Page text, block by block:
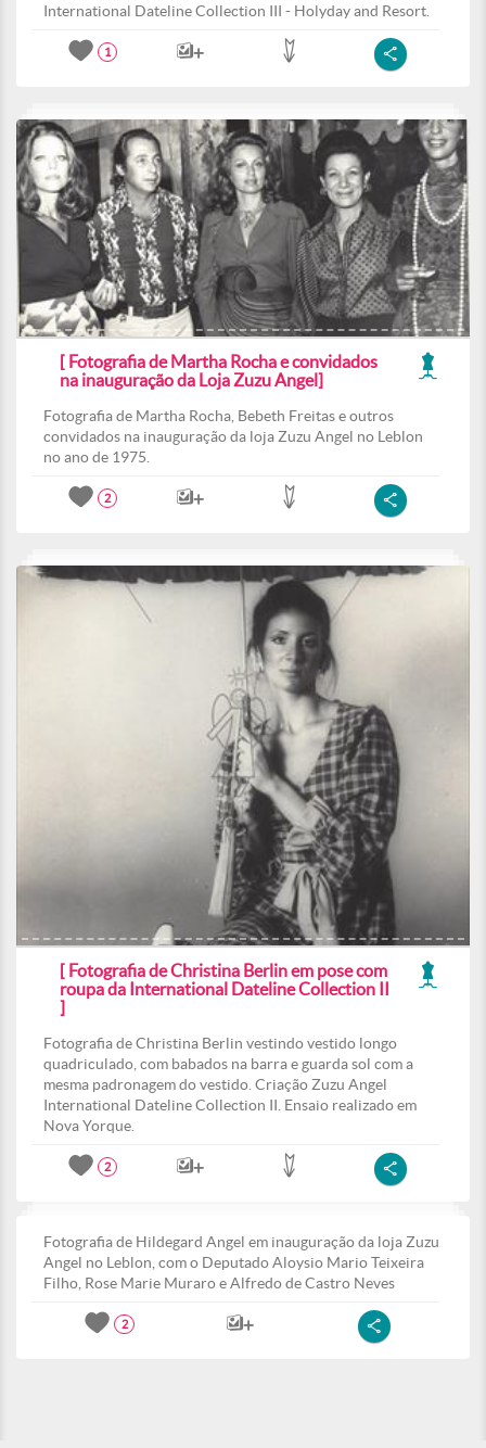
International Dateline Collection III - Holyday and Resort.
1
[ Fotografia de Martha Rocha e convidados
na inauguração da Loja Zuzu Angel]
Fotografia de Martha Rocha, Bebeth Freitas e outros
convidados na inauguração da loja Zuzu Angel no Leblon
no ano de 1975.
2
[ Fotografia de Christina Berlin em pose com
roupa da International Dateline Collection II
]
Fotografia de Christina Berlin vestindo vestido longo
quadriculado, com babados na barra e guarda sol com a
mesma padronagem do vestido. Criação Zuzu Angel
International Dateline Collection II. Ensaio realizado em
Nova Yorque.
2
Fotografia de Hildegard Angel em inauguração da loja Zuzu
Angel no Leblon, com o Deputado Aloysio Mario Teixeira
Filho, Rose Marie Muraro e Alfredo de Castro Neves
2